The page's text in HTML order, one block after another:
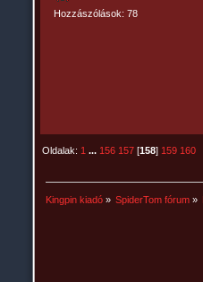
Hozzászólások: 78
Oldalak: 1 ... 156 157[158] 159 160
Kingpin kiadó» SpiderTom fórum »